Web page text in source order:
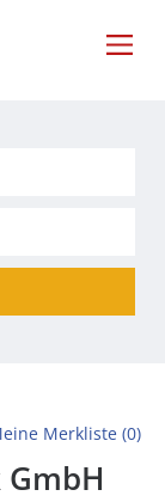
Merkliste (0)